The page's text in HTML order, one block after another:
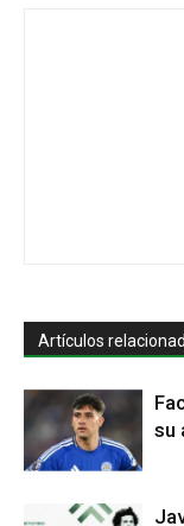
Artículos
su